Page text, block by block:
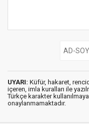
UYARI: Küfür, hakaret,
içeren, imla kuralları ile
Türkçe karakter
onaylanmamaktadır.